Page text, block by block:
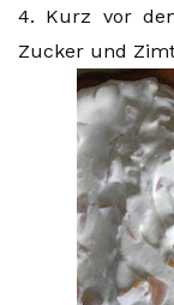
4. Kurz vor
Zucker und